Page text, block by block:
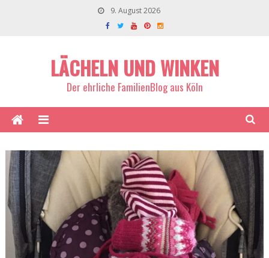
9. August 2026
LÄCHELN UND WINKEN
Der ehrliche FamilienBlog aus Köln